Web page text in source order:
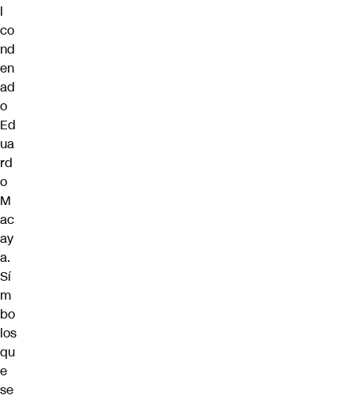
l
co
nd
en
ad
o
Ed
ua
rd
o
M
ac
ay
a.
Sí
m
bo
los
qu
e
se